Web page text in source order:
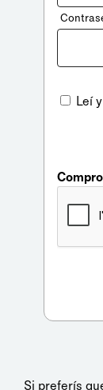
+598
Leí
Si preferís